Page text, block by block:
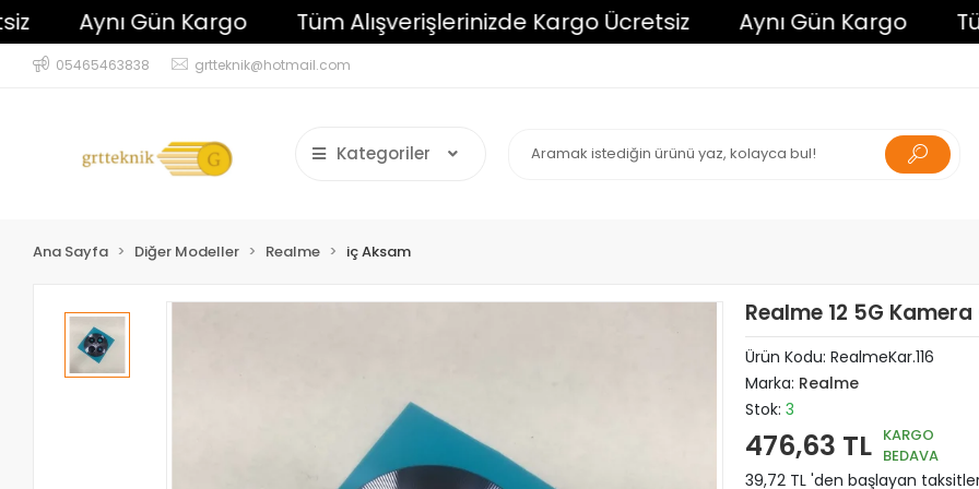
Aynı Gün Kargo Tüm Alışverişlerinizde Kargo Ücretsiz Aynı Gün Kargo Tüm
05465463838 grtteknik@hotmail.com
Kategoriler
Ana Sayfa Diğer Modeller Realme iç Aksam
Realme 12 5G Kamera
Ürün Kodu: RealmeKar.116
Marka: Realme
Stok: 3
476,63 TL KARGO
BEDAVA
39,72 TL 'den başlayan